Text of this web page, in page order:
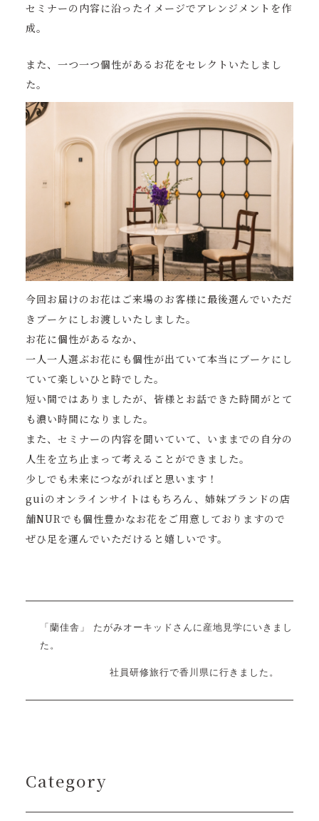
セミナーの内容に沿ったイメージでアレンジメントを作
成。
また、一つ一つ個性があるお花をセレクトいたしまし
た。
今回お届けのお花はご来場のお客様に最後選んでいただ
きブーケにしお渡しいたしました。
お花に個性があるなか、
一人一人選ぶお花にも個性が出ていて本当にブーケにし
ていて楽しいひと時でした。
短い間ではありましたが、皆様とお話できた時間がとて
も濃い時間になりました。
また、セミナーの内容を聞いていて、いままでの自分の
人生を立ち止まって考えることができました。
少しでも未来につながればと思います！
guiのオンラインサイトはもちろん、姉妹ブランドの店
舗NURでも個性豊かなお花をご用意しておりますので
ぜひ足を運んでいただけると嬉しいです。
「蘭佳舎」 たがみオーキッドさんに産地見学にいきまし
た。
社員研修旅行で香川県に行きました。
Category